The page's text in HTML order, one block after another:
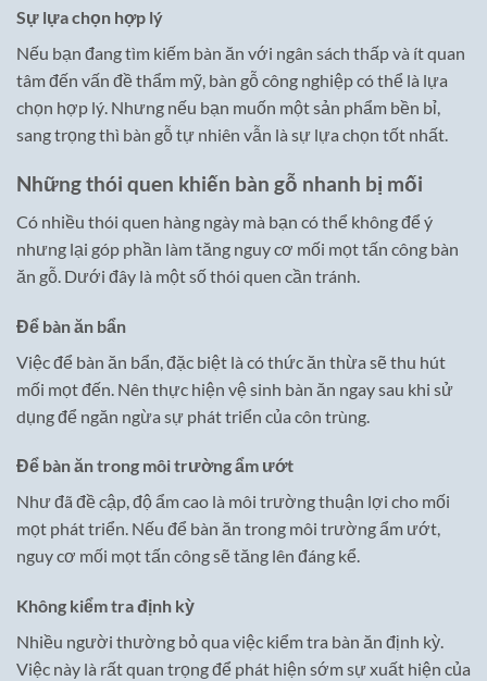
Sự lựa chọn hợp lý
Nếu bạn đang tìm kiếm bàn ăn với ngân sách thấp và ít quan
tâm đến vấn đề thẩm mỹ, bàn gỗ công nghiệp có thể là lựa
chọn hợp lý. Nhưng nếu bạn muốn một sản phẩm bền bỉ,
sang trọng thì bàn gỗ tự nhiên vẫn là sự lựa chọn tốt nhất.
Những thói quen khiến bàn gỗ nhanh bị mối
Có nhiều thói quen hàng ngày mà bạn có thể không để ý
nhưng lại góp phần làm tăng nguy cơ mối mọt tấn công bàn
ăn gỗ. Dưới đây là một số thói quen cần tránh.
Để bàn ăn bẩn
Việc để bàn ăn bẩn, đặc biệt là có thức ăn thừa sẽ thu hút
mối mọt đến. Nên thực hiện vệ sinh bàn ăn ngay sau khi sử
dụng để ngăn ngừa sự phát triển của côn trùng.
Để bàn ăn trong môi trường ẩm ướt
Như đã đề cập, độ ẩm cao là môi trường thuận lợi cho mối
mọt phát triển. Nếu để bàn ăn trong môi trường ẩm ướt,
nguy cơ mối mọt tấn công sẽ tăng lên đáng kể.
Không kiểm tra định kỳ
Nhiều người thường bỏ qua việc kiểm tra bàn ăn định kỳ.
Việc này là rất quan trọng để phát hiện sớm sự xuất hiện của